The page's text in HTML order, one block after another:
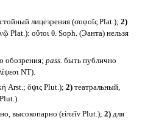
лицезрения (σοφοῖς Plat.); 2)
οὔτοι θ. Soph. (Эанта) нельзя
обозрения; pass. быть публично
NT).
Arst.; ὄψις Plut.); 2)театральный,
высокопарно (εἰπεῖν Plut.); 2)для